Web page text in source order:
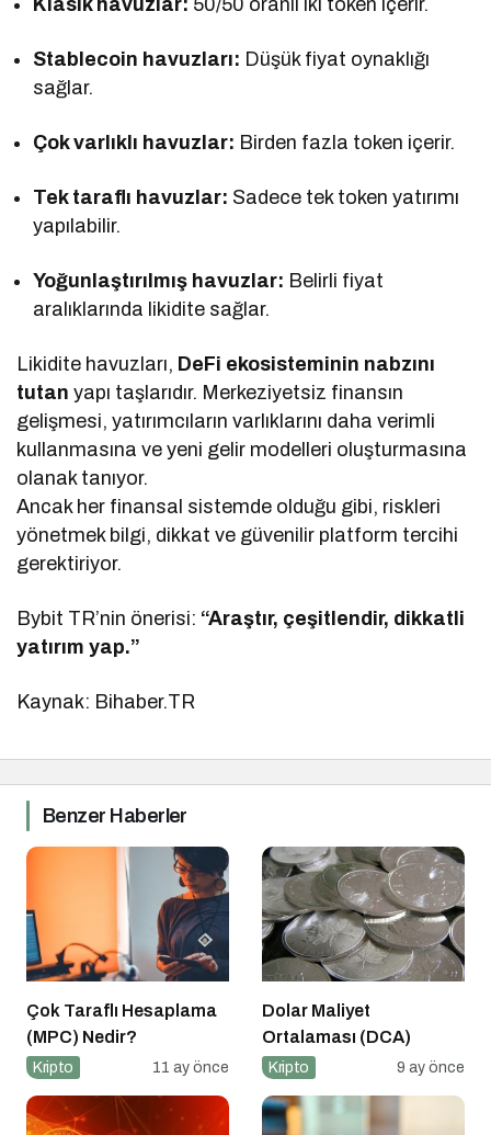
Stablecoin havuzları: Düşük fiyat oynaklığı
sağlar.
Çok varlıklı havuzlar: Birden fazla token içerir.
Tek taraflı havuzlar: Sadece tek token yatırımı
yapılabilir.
Yoğunlaştırılmış havuzlar: Belirli fiyat
aralıklarında likidite sağlar.
Likidite havuzları, DeFi ekosisteminin nabzını
tutan yapı taşlarıdır. Merkeziyetsiz finansın
gelişmesi, yatırımcıların varlıklarını daha verimli
kullanmasına ve yeni gelir modelleri oluşturmasına
olanak tanıyor.
Ancak her finansal sistemde olduğu gibi, riskleri
yönetmek bilgi, dikkat ve güvenilir platform tercihi
gerektiriyor.
Bybit TR’nin önerisi: “Araştır, çeşitlendir, dikkatli
yatırım yap.”
Kaynak: Bihaber.TR
Benzer Haberler
Çok Taraflı Hesaplama
(MPC) Nedir?
Kripto 11 ay önce
Dolar Maliyet
Ortalaması (DCA)
Kripto 9 ay önce